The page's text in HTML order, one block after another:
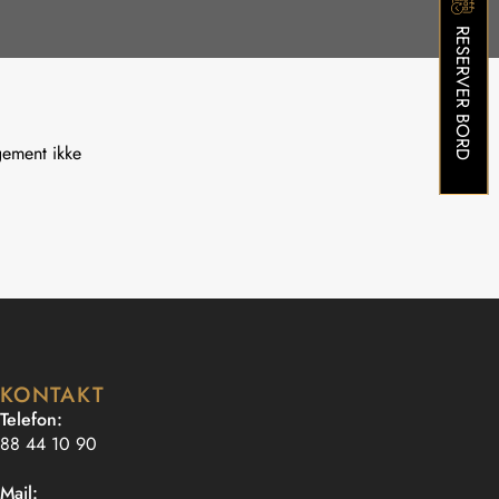
ikke
KONTAKT
Telefon:
88 44 10 90
Mail:
RESERVER BORD